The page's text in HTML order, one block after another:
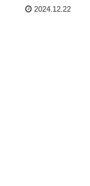
2024.12.22